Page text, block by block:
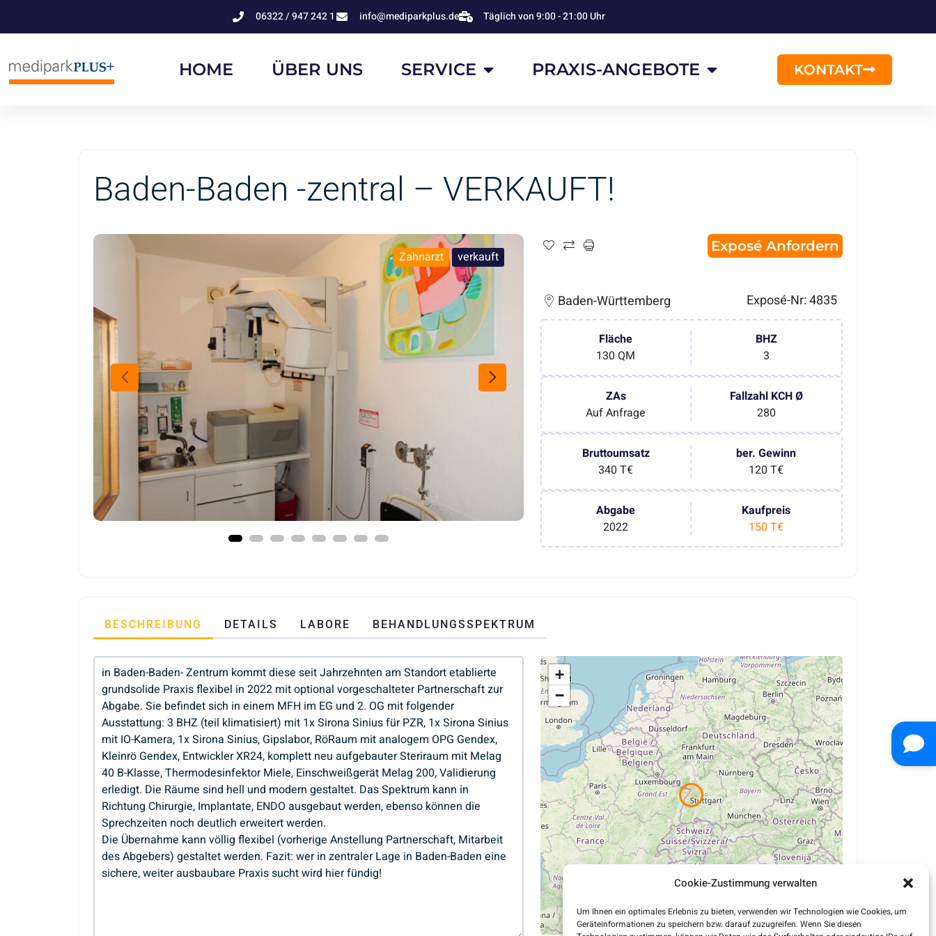
Cookie-Zustimmung verwalten
Um Ihnen ein optimales Erlebnis zu bieten, verwenden wir Technologien wie Cookies, um
Geräteinformationen zu speichern bzw. darauf zuzugreifen. Wenn Sie diesen
06322 / 947 242 1 info@mediparkplus.de Täglich von 9:00 - 21:00 Uhr
HOME ÜBER UNS SERVICE PRAXIS-ANGEBOTE KONTAKT
Baden-Baden -zentral – VERKAUFT!
Zahnarzt verkauft
Exposé Anfordern
Baden-Württemberg Exposé-Nr: 4835
Fläche
130 QM
BHZ
3
ZAs
Auf Anfrage
Fallzahl KCH Ø
280
Bruttoumsatz
340 T€
ber. Gewinn
120 T€
Abgabe
2022
Kaufpreis
150 T€
BESCHREIBUNG DETAILS LABORE BEHANDLUNGSSPEKTRUM
+
−
Leaflet| ©OpenStreetMapcontributors